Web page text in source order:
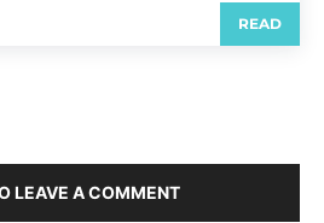
READ
LEAVE A COMMENT